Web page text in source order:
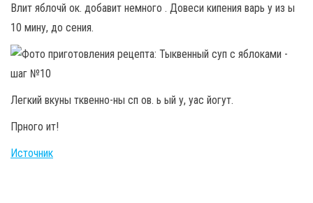
Влит яблочй ок. добавит немного . Довеси кипения варь у из ы
10 мину, до сения.
Легкий вкуны тквенно-ны сп ов. ь ый у, уас йогут.
Прного ит!
Источник